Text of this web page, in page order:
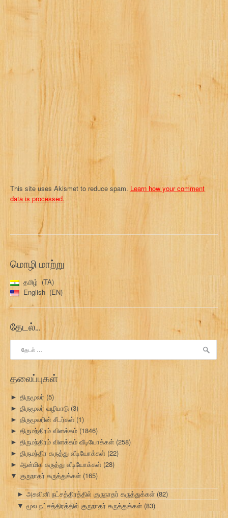
i
t
This site uses Akismet to reduce spam. Learn how your comment
data is processed.
மொழி மாற்று
தமிழ்
TA
English
EN
தேடல்…
தேடு:
தலைப்புகள்
► திருமூலர் (5)
► திருமூலர் வழிபாடு (3)
► திருமூலரின் சீடர்கள் (1)
► திருமந்திரம் விளக்கம் (1846)
► திருமந்திரம் விளக்கம் வீடியோக்கள் (258)
► திருமந்திர கருத்து வீடியோக்கள் (22)
► ஆன்மிக கருத்து வீடியோக்கள் (28)
▼ குருநாதர் கருத்துக்கள் (165)
► அசுவினி நட்சத்திரத்தில் குருநாதர் கருத்துக்கள் (82)
▼ மூல நட்சத்திரத்தில் குருநாதர் கருத்துக்கள் (83)